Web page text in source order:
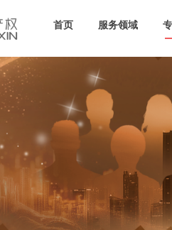
首页 服务领域